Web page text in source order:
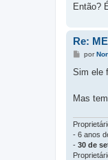
Então?
Re:
M
n
g
e
por
Sim ele
Mas
- 6 anos
- 30 de